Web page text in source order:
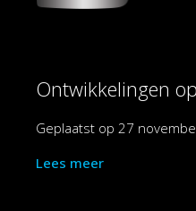
Ontwikkelingen
Geplaatst op 27
Lees meer